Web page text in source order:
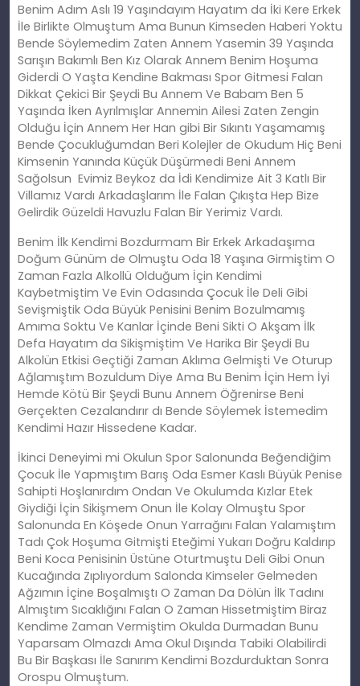
Benim Adım Aslı 19 Yaşındayım Hayatım da İki Kere Erkek
İle Birlikte Olmuştum Ama Bunun Kimseden Haberi Yoktu
Bende Söylemedim Zaten Annem Yasemin 39 Yaşında
Sarışın Bakımlı Ben Kız Olarak Annem Benim Hoşuma
Giderdi O Yaşta Kendine Bakması Spor Gitmesi Falan
Dikkat Çekici Bir Şeydi Bu Annem Ve Babam Ben 5
Yaşında İken Ayrılmışlar Annemin Ailesi Zaten Zengin
Olduğu İçin Annem Her Han gibi Bir Sıkıntı Yaşamamış
Bende Çocukluğumdan Beri Kolejler de Okudum Hiç Beni
Kimsenin Yanında Küçük Düşürmedi Beni Annem
Sağolsun Evimiz Beykoz da İdi Kendimize Ait 3 Katlı Bir
Villamız Vardı Arkadaşlarım İle Falan Çıkışta Hep Bize
Gelirdik Güzeldi Havuzlu Falan Bir Yerimiz Vardı.
Benim İlk Kendimi Bozdurmam Bir Erkek Arkadaşıma
Doğum Günüm de Olmuştu Oda 18 Yaşına Girmiştim O
Zaman Fazla Alkollü Olduğum İçin Kendimi
Kaybetmiştim Ve Evin Odasında Çocuk İle Deli Gibi
Sevişmiştik Oda Büyük Penisini Benim Bozulmamış
Amıma Soktu Ve Kanlar İçinde Beni Sikti O Akşam İlk
Defa Hayatım da Sikişmiştim Ve Harika Bir Şeydi Bu
Alkolün Etkisi Geçtiği Zaman Aklıma Gelmişti Ve Oturup
Ağlamıştım Bozuldum Diye Ama Bu Benim İçin Hem İyi
Hemde Kötü Bir Şeydi Bunu Annem Öğrenirse Beni
Gerçekten Cezalandırır dı Bende Söylemek İstemedim
Kendimi Hazır Hissedene Kadar.
İkinci Deneyimi mi Okulun Spor Salonunda Beğendiğim
Çocuk İle Yapmıştım Barış Oda Esmer Kaslı Büyük Penise
Sahipti Hoşlanırdım Ondan Ve Okulumda Kızlar Etek
Giydiği İçin Sikişmem Onun İle Kolay Olmuştu Spor
Salonunda En Köşede Onun Yarrağını Falan Yalamıştım
Tadı Çok Hoşuma Gitmişti Eteğimi Yukarı Doğru Kaldırıp
Beni Koca Penisinin Üstüne Oturtmuştu Deli Gibi Onun
Kucağında Zıplıyordum Salonda Kimseler Gelmeden
Ağzımın İçine Boşalmıştı O Zaman Da Dölün İlk Tadını
Almıştım Sıcaklığını Falan O Zaman Hissetmiştim Biraz
Kendime Zaman Vermiştim Okulda Durmadan Bunu
Yaparsam Olmazdı Ama Okul Dışında Tabiki Olabilirdi
Bu Bir Başkası İle Sanırım Kendimi Bozdurduktan Sonra
Orospu Olmuştum.